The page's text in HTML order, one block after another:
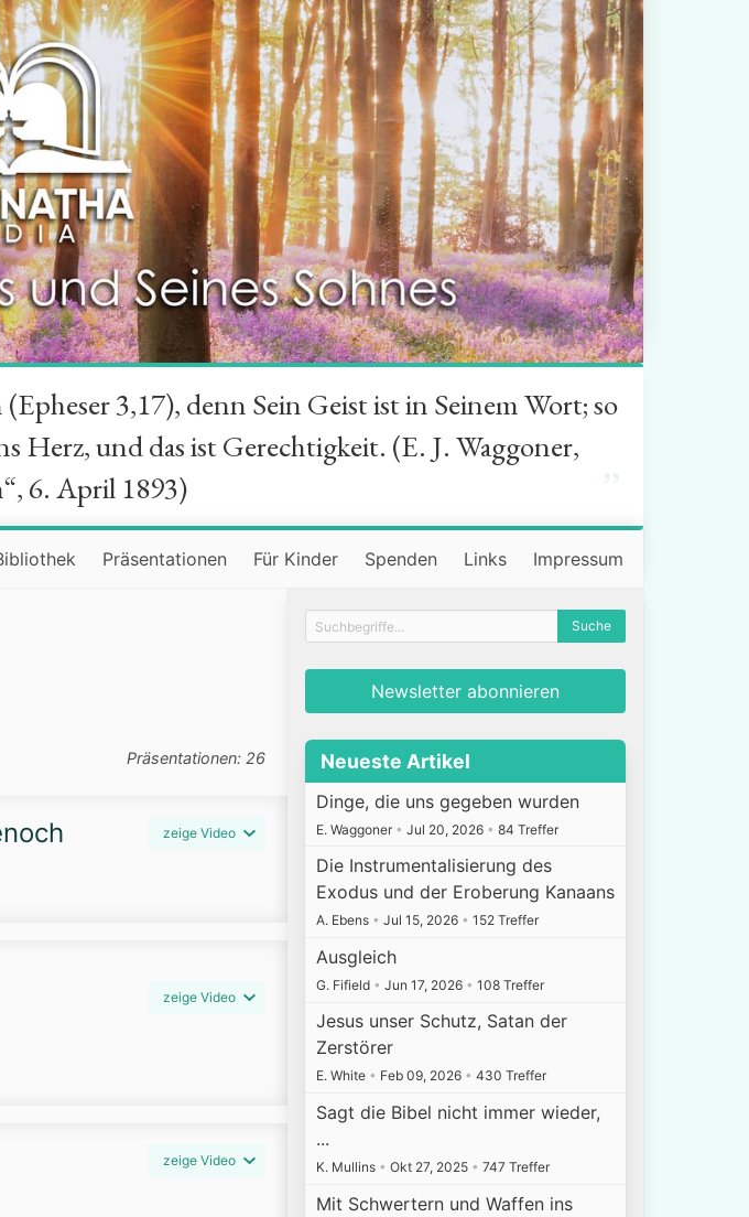
3,17), denn Sein Geist ist in Seinem Wort; so
Herz, und das ist Gerechtigkeit. (E. J. Waggoner,
6. April 1893)
Präsentationen Für Kinder Spenden Links Impressum
Präsentationen: 26
zeige Video
zeige Video
zeige Video
Newsletter abonnieren
Neueste Artikel
Dinge, die uns gegeben wurden
E. Waggoner • Jul 20, 2026 • 84 Treffer
Die Instrumentalisierung des
Exodus und der Eroberung Kanaans
A. Ebens • Jul 15, 2026 • 152 Treffer
Ausgleich
G. Fifield • Jun 17, 2026 • 108 Treffer
Jesus unser Schutz, Satan der
Zerstörer
E. White • Feb 09, 2026 • 430 Treffer
Sagt die Bibel nicht immer wieder,
...
K. Mullins • Okt 27, 2025 • 747 Treffer
Mit Schwertern und Waffen ins